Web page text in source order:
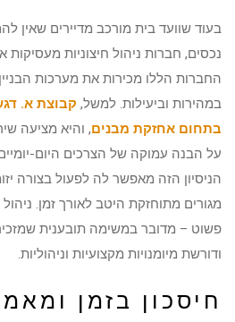
בעוד שוועד בית מורכב מדיירים שאין
נכסים, חברות ניהול חיצוניות מעסיקות
החברות הללו מכירות את מערכות הבניין
במהירות וביעילות. למשל,קבוצת א. דגש
בתחום אחזקת מבנים, והיא מציעה
על הבנה עמוקה של הצרכים היום-יומיים
הניסיון הזה מאפשר לה לפעול בצורה
מגורים מתוחזקת היטב לאורך זמן. ניהול
פשוט – מדובר במשימה תובענית
ודורשת מיומנויות מקצועיות וניהוליות.
חיסכון בזמן ומאמץ